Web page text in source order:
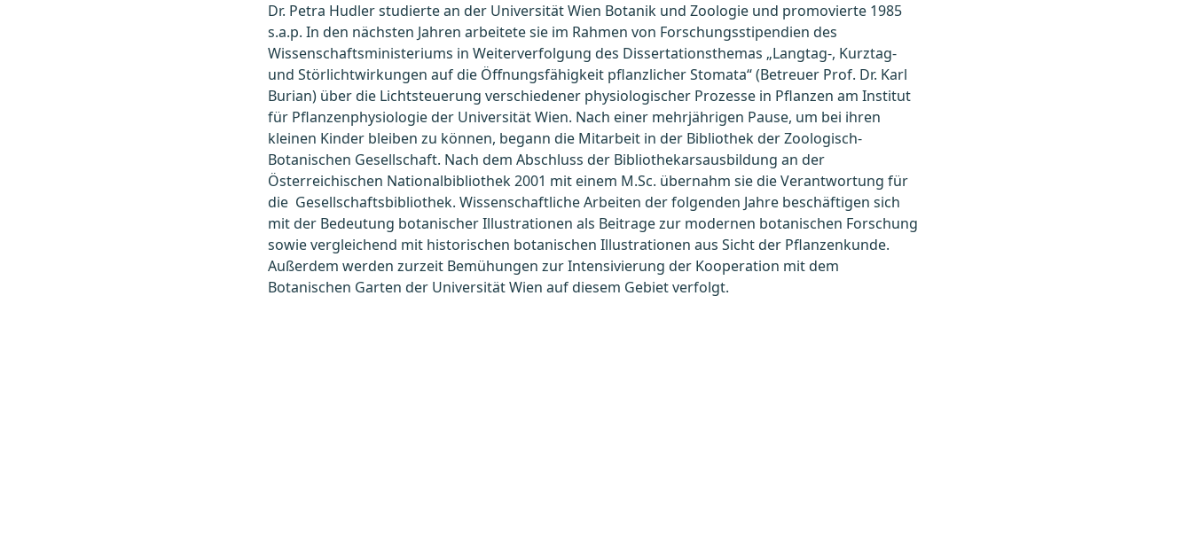
Dr. Petra Hudler studierte an der Universität Wien Botanik und Zoologie und promovierte 1985
s.a.p. In den nächsten Jahren arbeitete sie im Rahmen von Forschungsstipendien des
Wissenschaftsministeriums in Weiterverfolgung des Dissertationsthemas „Langtag-, Kurztag-
und Störlichtwirkungen auf die Öffnungsfähigkeit pflanzlicher Stomata“ (Betreuer Prof. Dr. Karl
Burian) über die Lichtsteuerung verschiedener physiologischer Prozesse in Pflanzen am Institut
für Pflanzenphysiologie der Universität Wien. Nach einer mehrjährigen Pause, um bei ihren
kleinen Kinder bleiben zu können, begann die Mitarbeit in der Bibliothek der Zoologisch-
Botanischen Gesellschaft. Nach dem Abschluss der Bibliothekarsausbildung an der
Österreichischen Nationalbibliothek 2001 mit einem M.Sc. übernahm sie die Verantwortung für
die Gesellschaftsbibliothek. Wissenschaftliche Arbeiten der folgenden Jahre beschäftigen sich
mit der Bedeutung botanischer Illustrationen als Beitrage zur modernen botanischen Forschung
sowie vergleichend mit historischen botanischen Illustrationen aus Sicht der Pflanzenkunde.
Außerdem werden zurzeit Bemühungen zur Intensivierung der Kooperation mit dem
Botanischen Garten der Universität Wien auf diesem Gebiet verfolgt.